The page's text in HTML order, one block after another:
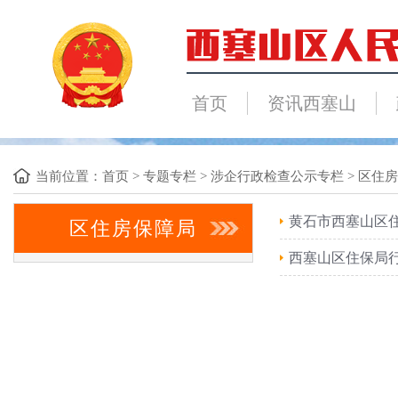
首页 资讯西塞山
当前位置： 首页 > 专题专栏 > 涉企行政检查公示专栏 > 区住
区住房保障局 黄石市西塞山区
西塞山区住保局